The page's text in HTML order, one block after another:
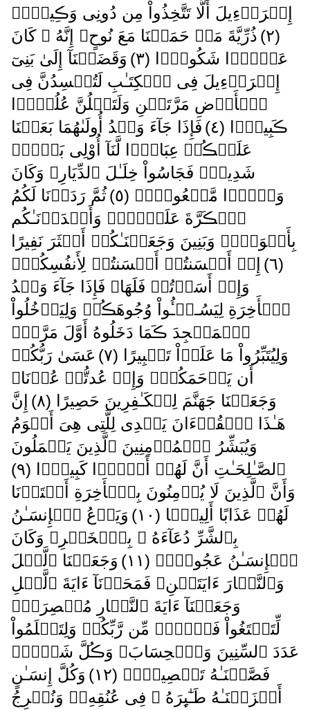
إِسۡرَٲٓءِيلَ أَلَّا تَتَّخِذُواْ مِن دُونِى وَڪِيلاً۬
( ٢ )
ذُرِّيَّةَ مَنۡ حَمَلۡنَا مَعَ نُوحٍ‌ۚ إِنَّهُ ۥ كَانَ
عَبۡدً۬ا شَكُورً۬ا ( ٣ )
وَقَضَيۡنَآ إِلَىٰ بَنِىٓ
إِسۡرَٲٓءِيلَ فِى ٱلۡكِتَـٰبِ لَتُفۡسِدُنَّ فِى
ٱلۡأَرۡضِ مَرَّتَيۡنِ وَلَتَعۡلُنَّ عُلُوًّ۬ا
ڪَبِيرً۬ا ( ٤ )
فَإِذَا جَآءَ وَعۡدُ أُولَٮٰهُمَا بَعَثۡنَا
عَلَيۡڪُمۡ عِبَادً۬ا لَّنَآ أُوْلِى بَأۡسٍ۬
شَدِيدٍ۬ فَجَاسُواْ خِلَـٰلَ ٱلدِّيَارِ‌ۚ وَكَانَ
وَعۡدً۬ا مَّفۡعُولاً۬ ( ٥ )
ثُمَّ رَدَدۡنَا لَكُمُ
ٱلۡڪَرَّةَ عَلَيۡہِمۡ وَأَمۡدَدۡنَـٰكُم
بِأَمۡوَٲلٍ۬ وَبَنِينَ وَجَعَلۡنَـٰكُمۡ أَڪۡثَرَ نَفِيرًا
( ٦ )
إِنۡ أَحۡسَنتُمۡ أَحۡسَنتُمۡ لِأَنفُسِكُمۡ‌ۖ
وَإِنۡ أَسَأۡتُمۡ فَلَهَا‌ۚ فَإِذَا جَآءَ وَعۡدُ
ٱلۡأَخِرَةِ لِيَسُـۥۤـُٔواْ وُجُوهَڪُمۡ وَلِيَدۡخُلُواْ
ٱلۡمَسۡجِدَ ڪَمَا دَخَلُوهُ أَوَّلَ مَرَّةٍ۬
وَلِيُتَبِّرُواْ مَا عَلَوۡاْ تَتۡبِيرًا ( ٧ )
عَسَىٰ رَبُّكُمۡ
أَن يَرۡحَمَكُمۡ‌ۚ وَإِنۡ عُدتُّمۡ عُدۡنَا‌ۘ
وَجَعَلۡنَا جَهَنَّمَ لِلۡكَـٰفِرِينَ حَصِيرًا ( ٨ )
إِنَّ
هَـٰذَا ٱلۡقُرۡءَانَ يَہۡدِى لِلَّتِى هِىَ أَقۡوَمُ
وَيُبَشِّرُ ٱلۡمُؤۡمِنِينَ ٱلَّذِينَ يَعۡمَلُونَ
ٱلصَّـٰلِحَـٰتِ أَنَّ لَهُمۡ أَجۡرً۬ا كَبِيرً۬ا ( ٩ )
وَأَنَّ ٱلَّذِينَ لَا يُؤۡمِنُونَ بِٱلۡأَخِرَةِ أَعۡتَدۡنَا
لَهُمۡ عَذَابًا أَلِيمً۬ا ( ١٠ )
وَيَدۡعُ ٱلۡإِنسَـٰنُ
بِٱلشَّرِّ دُعَآءَهُ ۥ بِٱلۡخَيۡرِ‌ۖ وَكَانَ
ٱلۡإِنسَـٰنُ عَجُولاً۬ ( ١١ )
وَجَعَلۡنَا ٱلَّيۡلَ
وَٱلنَّہَارَ ءَايَتَيۡنِ‌ۖ فَمَحَوۡنَآ ءَايَةَ ٱلَّيۡلِ
وَجَعَلۡنَآ ءَايَةَ ٱلنَّہَارِ مُبۡصِرَةً۬
لِّتَبۡتَغُواْ فَضۡلاً۬ مِّن رَّبِّكُمۡ وَلِتَعۡلَمُواْ
عَدَدَ ٱلسِّنِينَ وَٱلۡحِسَابَ‌ۚ وَڪُلَّ شَىۡءٍ۬
فَصَّلۡنَـٰهُ تَفۡصِيلاً۬ ( ١٢ )
وَكُلَّ إِنسَـٰنٍ
أَلۡزَمۡنَـٰهُ طَـٰٓٮِٕرَهُ ۥ فِى عُنُقِهِۦ‌ۖ وَنُخۡرِجُ